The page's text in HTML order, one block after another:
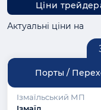
Ціни
Актуальні ціни на
Порты /
Ізмаїльський МП